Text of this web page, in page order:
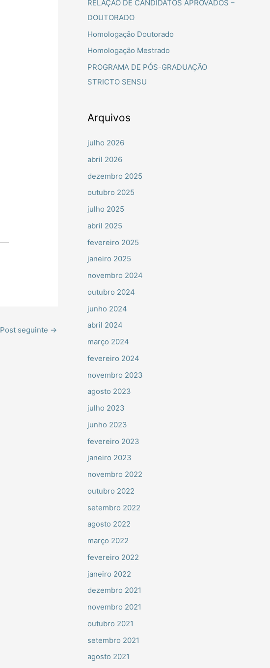
Post seguinte →
o
r
:
RELAÇÃO DE CANDIDATOS APROVADOS –
DOUTORADO
Homologação Doutorado
Homologação Mestrado
PROGRAMA DE PÓS-GRADUAÇÃO
STRICTO SENSU
Arquivos
julho 2026
abril 2026
dezembro 2025
outubro 2025
julho 2025
abril 2025
fevereiro 2025
janeiro 2025
novembro 2024
outubro 2024
junho 2024
abril 2024
março 2024
fevereiro 2024
novembro 2023
agosto 2023
julho 2023
junho 2023
fevereiro 2023
janeiro 2023
novembro 2022
outubro 2022
setembro 2022
agosto 2022
março 2022
fevereiro 2022
janeiro 2022
dezembro 2021
novembro 2021
outubro 2021
setembro 2021
agosto 2021